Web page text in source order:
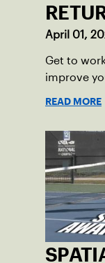
April 01,
Get to
improve
READ MORE